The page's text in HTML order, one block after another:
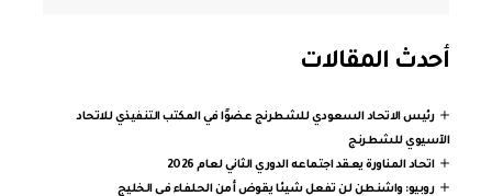
أحدث المقالات
رئيس الاتحاد السعودي للشطرنج عضوًا في المكتب التنفيذي للاتحاد
الآسيوي للشطرنج
اتحاد المناورة يعقد اجتماعه الدوري الثاني لعام 2026
روبيو: واشنطن لن تفعل شيئا يقوض أمن الحلفاء في الخليج